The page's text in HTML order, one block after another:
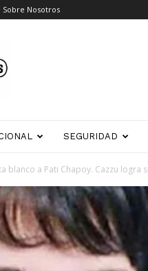
Sobre Nosotros
SEGURIDAD
blanco a Pati Chapoy. Cazzu logra